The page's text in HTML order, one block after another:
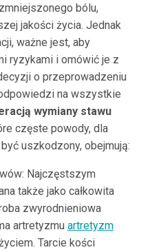
bólu,
jakości życia. Jednak
ważne jest, aby
ryzykami i omówić je z
o przeprowadzeniu
na wszystkie
wymiany stawu
częste powody, dla
uszkodzony, obejmują:
Najczęstszym
także jako całkowita
zwyrodnieniowa
artretyzmu artretyzm
Tarcie kości